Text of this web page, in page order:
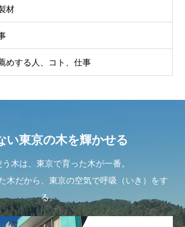
材
めする人、コト、仕事
い東京の木を輝かせる
木は、東京で育った木が一番。
木だから、東京の空気で呼吸（いき）をす
る。